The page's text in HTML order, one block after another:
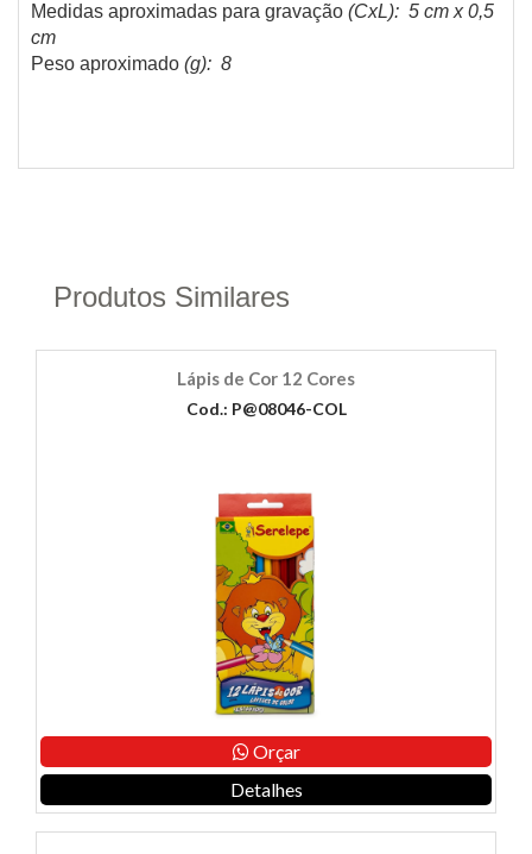
Medidas aproximadas para gravação (CxL): 5 cm x 0,5
cm
Peso aproximado (g): 8
Produtos Similares
Lápis de Cor 12 Cores
Cod.: P@08046-COL
Orçar
Detalhes